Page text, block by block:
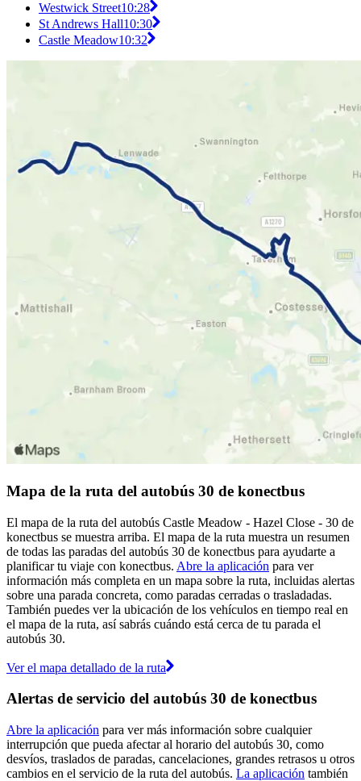
Westwick Street10:28
St Andrews Hall10:30
Castle Meadow10:32
Mapa de la ruta del autobús 30 de konectbus
El mapa de la ruta del autobús Castle Meadow - Hazel Close - 30 de
konectbus se muestra arriba. El mapa de la ruta muestra un resumen
de todas las paradas del autobús 30 de konectbus para ayudarte a
planificar tu viaje con konectbus. Abre la aplicación para ver
información más completa en un mapa sobre la ruta, incluidas alertas
sobre una parada concreta, como paradas cerradas o trasladadas.
También puedes ver la ubicación de los vehículos en tiempo real en
el mapa de la ruta, así sabrás cuándo está cerca de tu parada el
autobús 30.
Ver el mapa detallado de la ruta
Alertas de servicio del autobús 30 de konectbus
Abre la aplicación para ver más información sobre cualquier
interrupción que pueda afectar al horario del autobús 30, como
desvíos, traslados de paradas, cancelaciones, grandes retrasos u otros
cambios en el servicio de la ruta del autobús. La aplicación también